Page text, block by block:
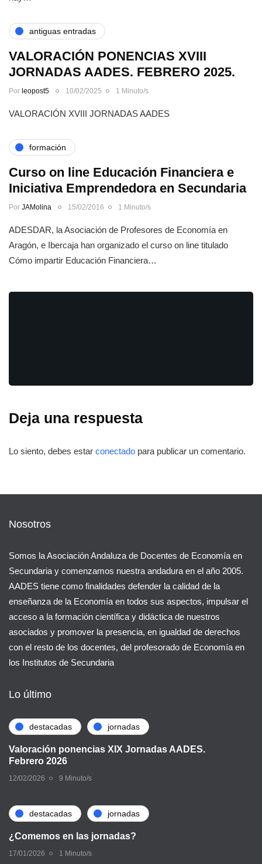
antiguas entradas
VALORACIÓN PONENCIAS XVIII
JORNADAS AADES. FEBRERO 2025.
Por leopost5 10/02/2025 1 Minuto/s
VALORACIÓN XVIII JORNADAS AADES
formación
Curso on line Educación Financiera e
Iniciativa Emprendedora en Secundaria
Por JAMolina 15/02/2016 1 Minuto/s
ADESDAR, la Asociación de Profesores de Economía en
Aragón, e Ibercaja han organizado el curso on line titulado
Cómo impartir Educación Financiera…
Deja una respuesta
Lo siento, debes estar conectado para publicar un comentario.
Nosotros
Somos la Asociación Andaluza de Docentes de Economía en
Secundaria y comenzamos nuestra andadura en el año 2005.
AADES tiene como finalidades defender la calidad de la
enseñanza de la Economía en todos sus aspectos, impulsar el
acceso a la formación científica y didáctica de nuestros
asociados y promover la presencia, en igualdad de derechos
con el resto de los docentes, del profesorado de Economía en
los Institutos de Secundaria
Lo último
destacadas jornadas
Valoración ponencias XIX Jornadas AADES.
Febrero 2026
12/02/2026 9 Minuto/s
destacadas jornadas
¿Comemos en las jornadas?
17/01/2026 1 Minuto/s